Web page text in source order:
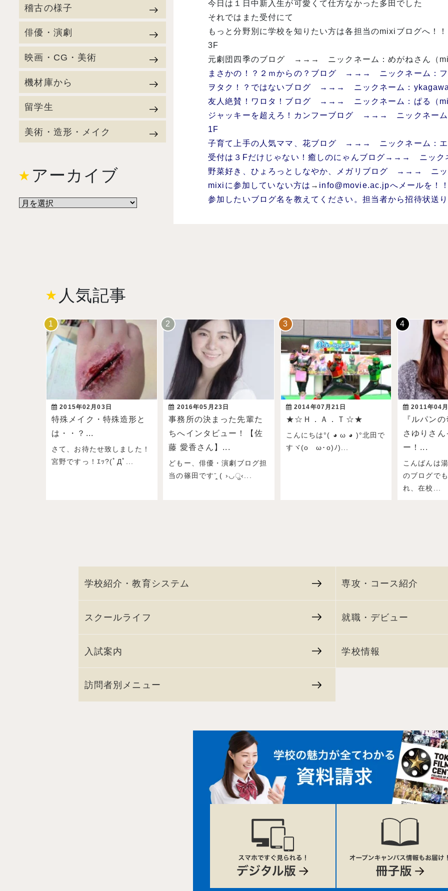
今日は１日中新入生が可愛くて仕方なかった多田でした
それではまた受付にて
もっと分野別に学校を知りたい方は各担当のmixiブログへ！！
3F
元劇団四季のブログ →→→ ニックネーム：めがねさん（
まさかの！？２ｍからの？ブログ →→→ ニックネーム：フ
ヲタク！？ではないブログ →→→ ニックネーム：
友人絶賛！ワロタ！ブログ →→→ ニックネーム：ぱる（
ジャッキーを超えろ！カンフーブログ →→→ ニックネーム
1F
子育て上手の人気ママ、花ブログ →→→ ニックネーム：エ
受付は３Fだけじゃない！癒しのにゃんブログ→→→ ニック
野菜好き、ひょろっとしなやか、メガリブログ →→→ ニッ
mixiに参加していない方は → info@movie.ac.jpへメールを！
参加したいブログ名を教えてください。担当者から招待状送
稽古の様子
俳優・演劇
映画・CG・美術
機材庫から
留学生
美術・造形・メイク
アーカイブ
人気記事
2015年02月03日
特殊メイク・特殊造形と
は・・？...
さて、お待たせ致しました！
宮野ですっ！ｴｯ?(ﾟДﾟ...
2016年05月23日
事務所の決まった先輩た
ちへインタビュー！【佐
藤 愛香さん】...
どもー、俳優・演劇ブログ担
当の篠田ですˉ̞̭ ( ›◡ु‹...
2014年07月21日
★☆Ｈ．Ａ．Ｔ☆★
こんにちは°( ◕ ω ◕ )°北田で
すヾ(oゝω･o)ﾉ)...
2011年04
『ルパン
さゆりさ
ー！...
こんばんは
のブログで
れ、在校...
学校紹介・教育システム 専攻・コース紹介
スクールライフ 就職・デビュー
入試案内 学校情報
訪問者別メニュー